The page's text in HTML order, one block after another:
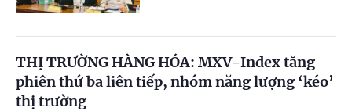
THỊ TRƯỜNG HÀNG HÓA: MXV-Index tăng
phiên thứ ba liên tiếp, nhóm năng lượng ‘kéo’
thị trường